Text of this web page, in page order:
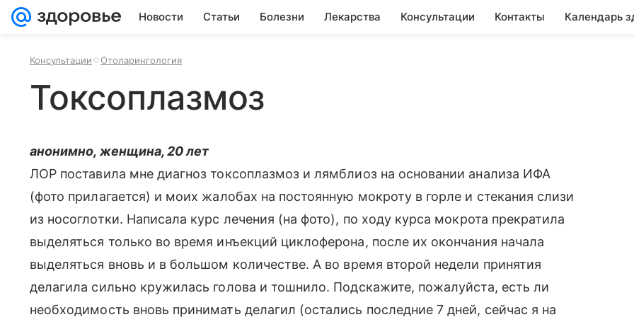
Новости Статьи Болезни Лекарства Консультации Контакты Календарь
Консультации Отоларингология
Токсоплазмоз
анонимно, женщина, 20 лет
ЛОР поставила мне диагноз токсоплазмоз и лямблиоз на основании анализа ИФА
(фото прилагается) и моих жалобах на постоянную мокроту в горле и стекания слизи
из носоглотки. Написала курс лечения (на фото), по ходу курса мокрота прекратила
выделяться только во время инъекций циклоферона, после их окончания начала
выделяться вновь и в большом количестве. А во время второй недели принятия
делагила сильно кружилась голова и тошнило. Подскажите, пожалуйста, есть ли
необходимость вновь принимать делагил (остались последние 7 дней, сейчас я на